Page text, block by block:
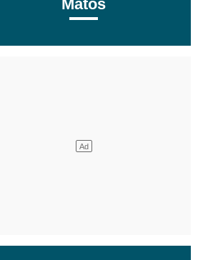
Matos